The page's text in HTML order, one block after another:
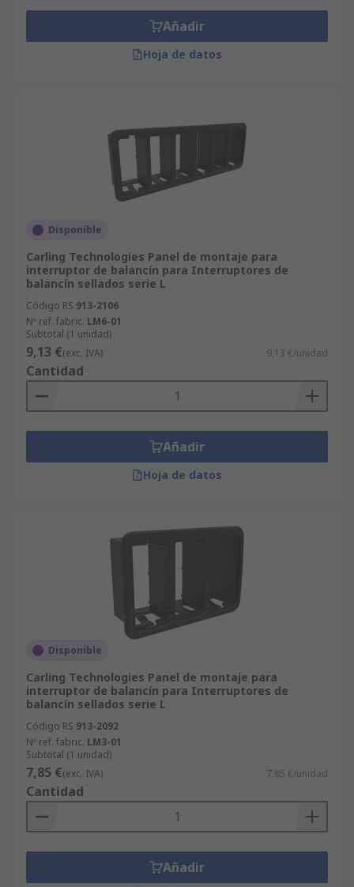
Añadir
Hoja de datos
Disponible
Carling Technologies Panel de montaje para
interruptor de balancín para Interruptores de
balancín sellados serie L
Código RS 913-2106
Nº ref. fabric. LM6-01
Subtotal (1 unidad)
9,13 €(exc. IVA) 9,13 €/unidad
Cantidad
Añadir
Hoja de datos
Disponible
Carling Technologies Panel de montaje para
interruptor de balancín para Interruptores de
balancín sellados serie L
Código RS 913-2092
Nº ref. fabric. LM3-01
Subtotal (1 unidad)
7,85 €(exc. IVA) 7,85 €/unidad
Cantidad
Añadir